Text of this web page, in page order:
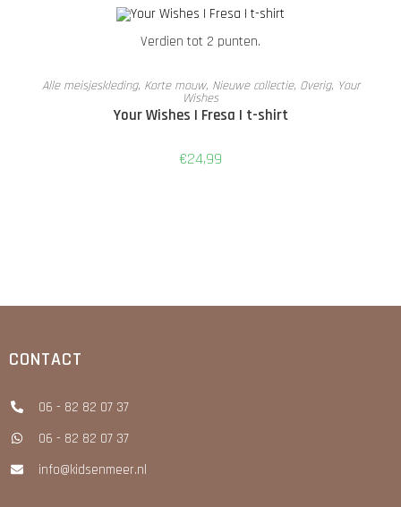
Verdien tot 2 punten.
OPTIES SELECTEREN
Alle meisjeskleding, Korte mouw, Nieuwe collectie, Overig, Your
Wishes
Your Wishes | Fresa | t-shirt
€24,99
CONTACT
06 - 82 82 07 37
06 - 82 82 07 37
info@kidsenmeer.nl